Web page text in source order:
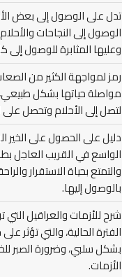
تدل على الوصول إلى بعض
الوصول إلى النجاحات
وعليها المثابرة للوصول إلى
رمز لمواجهة الكثير من
مواصلة حياتها بشكل
لتصل إلى الأحلام وتحصل
دليل على الحصول على الخير
الواسع في القريب العاجل
والتمتع بحياة الاستقرار
بالوصول إليها.
شرح للأزمات والعراقيل التي
الفترة الحالية، والتي تؤثر
بشكل سلبي، وضرورة الصبر
الأزمات.